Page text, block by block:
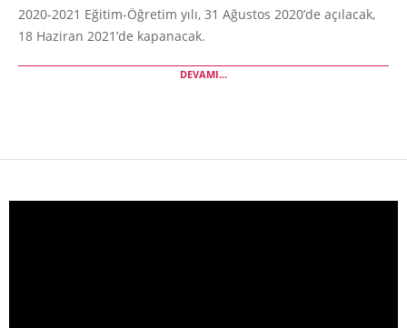
2020-2021 Eğitim-Öğretim yılı, 31 Ağustos 2020’de açılacak,
18 Haziran 2021’de kapanacak.
DEVAMI...